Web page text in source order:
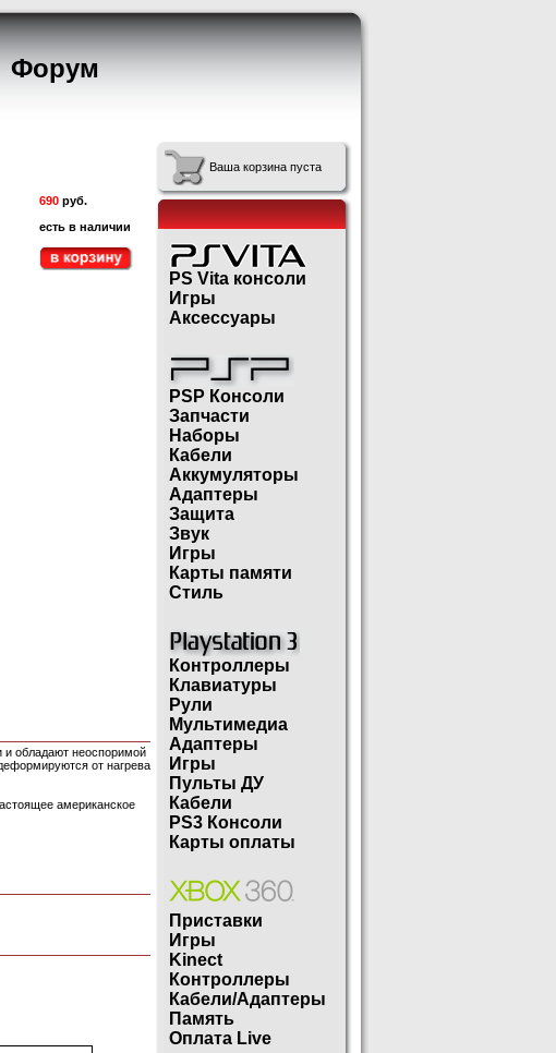
Форум
690 руб.
есть в наличии
и обладают неоспоримой
от нагрева
американское
Ваша корзина пуста
PS Vita консоли
Игры
Аксессуары
PSP Консоли
Запчасти
Наборы
Кабели
Аккумуляторы
Адаптеры
Защита
Звук
Игры
Карты памяти
Стиль
Контроллеры
Клавиатуры
Рули
Мультимедиа
Адаптеры
Игры
Пульты ДУ
Кабели
PS3 Консоли
Карты оплаты
Приставки
Игры
Kinect
Контроллеры
Кабели/Адаптеры
Память
Оплата Live